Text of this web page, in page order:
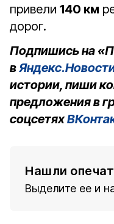
привели 140 км
дорог.
Подпишись на
в
истории, пиши
предложения в
соцсетях
Нашли
Выделите ее и